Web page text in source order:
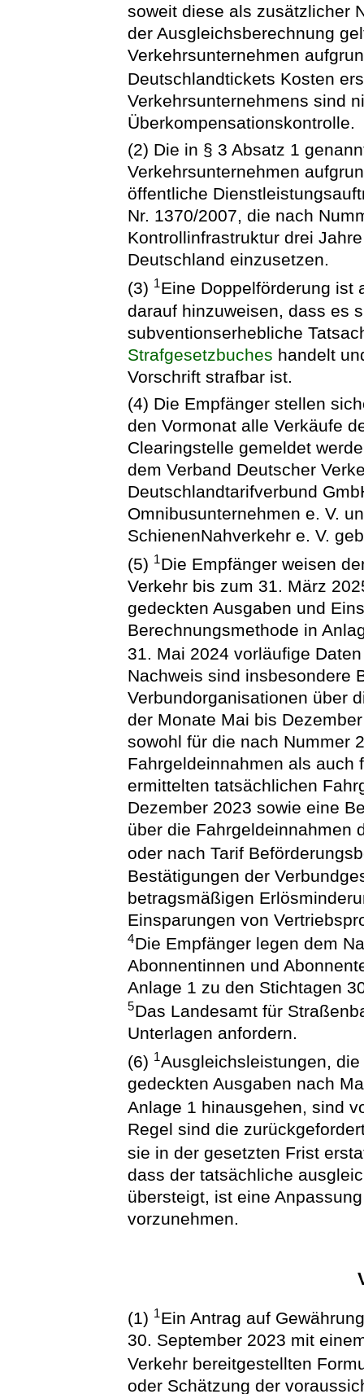
soweit diese als zusätzlicher
der Ausgleichsberechnung
Verkehrsunternehmen
Deutschlandtickets Kosten
Verkehrsunternehmens sind
Überkompensationskontrolle.
(2) Die in § 3 Absatz 1
Verkehrsunternehmen
öffentliche
Nr. 1370/2007, die nach
Kontrollinfrastruktur drei
Deutschland einzusetzen.
(3) 1Eine Doppelförderung ist
darauf hinzuweisen, dass es
subventionserhebliche
Strafgesetzbuches handelt
Vorschrift strafbar ist.
(4) Die Empfänger stellen
den Vormonat alle Verkäufe
Clearingstelle gemeldet
dem Verband Deutscher
Deutschlandtarifverbund
Omnibusunternehmen e. V.
SchienenNahverkehr e. V.
(5) 1Die Empfänger weisen
Verkehr bis zum 31. März
gedeckten Ausgaben und
Berechnungsmethode in
31. Mai 2024 vorläufige
Nachweis sind insbesondere
Verbundorganisationen über
der Monate Mai bis
sowohl für die nach Nummer
Fahrgeldeinnahmen als auch
ermittelten tatsächlichen
Dezember 2023 sowie eine
über die Fahrgeldeinnahmen
oder nach Tarif
Bestätigungen der
betragsmäßigen
Einsparungen von
4Die Empfänger legen dem
Abonnentinnen und
Anlage 1 zu den Stichtagen
5Das Landesamt für
Unterlagen anfordern.
(6) 1Ausgleichsleistungen,
gedeckten Ausgaben nach
Anlage 1 hinausgehen, sind
Regel sind die
sie in der gesetzten Frist
dass der tatsächliche
übersteigt, ist eine
vorzunehmen.
(1) 1Ein Antrag auf
30. September 2023 mit
Verkehr bereitgestellten
oder Schätzung der